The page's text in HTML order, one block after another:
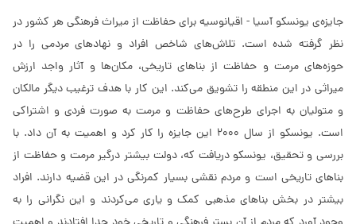
جایزه‌ی یونسکو آسیا - اقیانوسیه برای حفاظت از میراث فرهنگی هر کشور در
نظر گرفته شده است. تلاش‌های شاخص افراد و نهادهای مردمی را در
حوزه‌های مرمت و حفاظت از بناهای تاریخی، مکان‌ها و آثار واجد ارزش
میراثی در این منطقه را تشویق می‌کند. این کار با هدف ترغیب دیگر مالکان
و متولیان به اجرای طرح‌های حفاظت و مرمت به صورت فردی و اشتراکی
است. یونسکو از سال 2000 این جایزه را کار کرد و اهمیت به آن داد. با
بررسی و تحقیق، یونسکو دریافت که، دولت بیشتر درگیر مرمت و حفاظت از
بناهای تاریخی است و مردم نقشی بسیار کمرنگی در این قضیه دارند. افراد
بیشتر در بخش بناهای مذهبی کمک و یاری می‌کردند و این نگرانی را به